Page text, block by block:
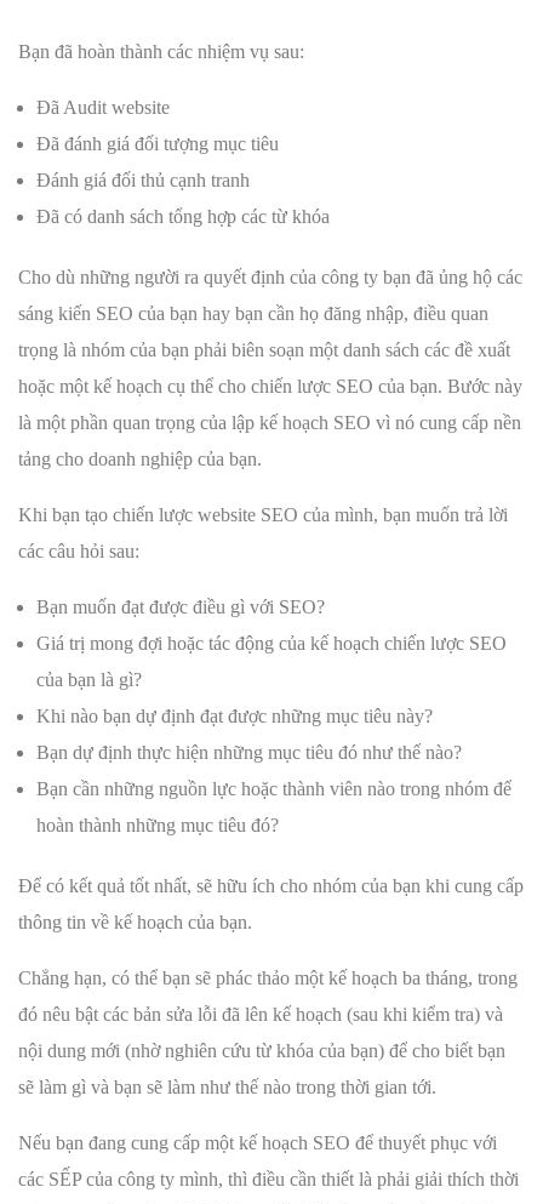
Bạn đã hoàn thành các nhiệm vụ sau:
Đã Audit website
Đã đánh giá đối tượng mục tiêu
Đánh giá đối thủ cạnh tranh
Đã có danh sách tổng hợp các từ khóa
Cho dù những người ra quyết định của công ty bạn đã ủng hộ các
sáng kiến SEO của bạn hay bạn cần họ đăng nhập, điều quan
trọng là nhóm của bạn phải biên soạn một danh sách các đề xuất
hoặc một kế hoạch cụ thể cho chiến lược SEO của bạn. Bước này
là một phần quan trọng của lập kế hoạch SEO vì nó cung cấp nền
tảng cho doanh nghiệp của bạn.
Khi bạn tạo chiến lược website SEO của mình, bạn muốn trả lời
các câu hỏi sau:
Bạn muốn đạt được điều gì với SEO?
Giá trị mong đợi hoặc tác động của kế hoạch chiến lược SEO
của bạn là gì?
Khi nào bạn dự định đạt được những mục tiêu này?
Bạn dự định thực hiện những mục tiêu đó như thế nào?
Bạn cần những nguồn lực hoặc thành viên nào trong nhóm để
hoàn thành những mục tiêu đó?
Để có kết quả tốt nhất, sẽ hữu ích cho nhóm của bạn khi cung cấp
thông tin về kế hoạch của bạn.
Chẳng hạn, có thể bạn sẽ phác thảo một kế hoạch ba tháng, trong
đó nêu bật các bản sửa lỗi đã lên kế hoạch (sau khi kiểm tra) và
nội dung mới (nhờ nghiên cứu từ khóa của bạn) để cho biết bạn
sẽ làm gì và bạn sẽ làm như thế nào trong thời gian tới.
Nếu bạn đang cung cấp một kế hoạch SEO để thuyết phục với
các SẾP của công ty mình, thì điều cần thiết là phải giải thích thời